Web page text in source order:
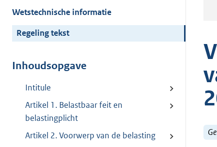
Wetstechnische informatie
Regeling tekst
Inhoudsopgave
Intitule
Artikel 1. Belastbaar feit en
belastingplicht
Artikel 2. Voorwerp van de belasting